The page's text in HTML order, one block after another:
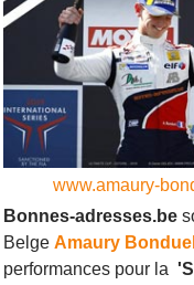
www.amaury-
Bonnes-adresses.be
Belge Amaury Bonduel
performances pour la